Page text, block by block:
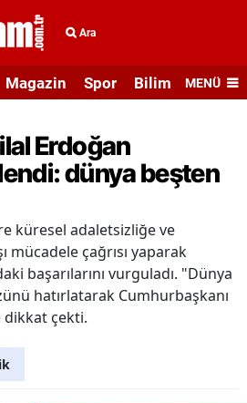
Ara
Magazin Spor Bilim veMENÜ
Erdoğan
dünya beşten
küresel adaletsizliğe ve
mücadele çağrısı yaparak
başarılarını vurguladı. "Dünya
hatırlatarak Cumhurbaşkanı
dikkat çekti.